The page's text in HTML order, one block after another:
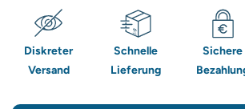
Diskreter
Versand
Schnelle
Lieferung
Sichere